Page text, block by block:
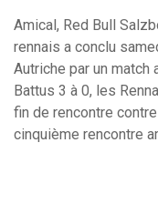
Amical, Red Bull
rennais a conclu
Autriche par un match
Battus 3 à 0, les
fin de rencontre
cinquième rencontre